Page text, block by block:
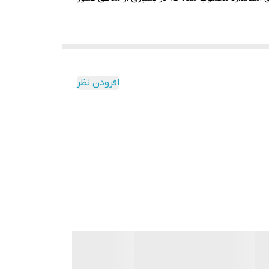
افزودن نظر